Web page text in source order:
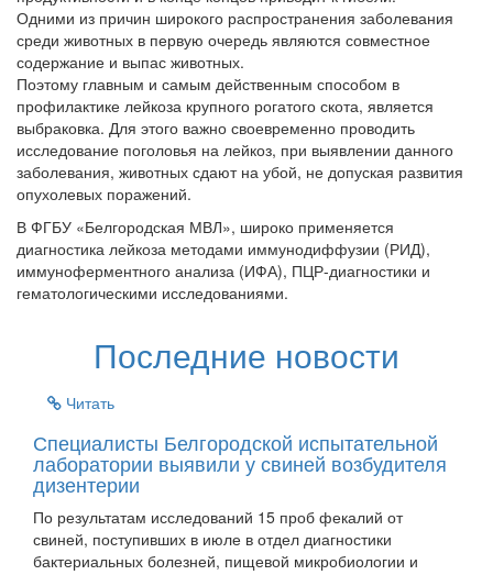
Одними из причин широкого распространения заболевания
среди животных в первую очередь являются совместное
содержание и выпас животных.
Поэтому главным и самым действенным способом в
профилактике лейкоза крупного рогатого скота, является
выбраковка. Для этого важно своевременно проводить
исследование поголовья на лейкоз, при выявлении данного
заболевания, животных сдают на убой, не допуская развития
опухолевых поражений.
В ФГБУ «Белгородская МВЛ», широко применяется
диагностика лейкоза методами иммунодиффузии (РИД),
иммуноферментного анализа (ИФА), ПЦР-диагностики и
гематологическими исследованиями.
Последние новости
Читать
Специалисты Белгородской испытательной
лаборатории выявили у свиней возбудителя
дизентерии
По результатам исследований 15 проб фекалий от
свиней, поступивших в июле в отдел диагностики
бактериальных болезней, пищевой микробиологии и